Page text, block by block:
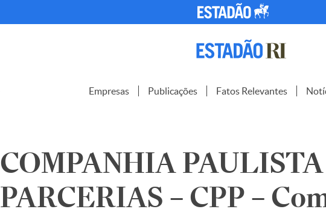
Empresas Publicações Fatos Relevantes
COMPANHIA
PARCERIAS – CPP –